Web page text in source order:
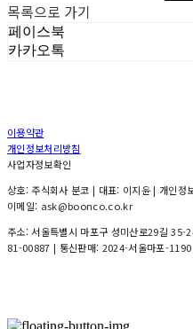
목록으로 가기
페이스북
카카오톡
이용약관
개인정보처리방침
사업자정보확인
상호: 주식회사 분코 | 대표: 이지윤 | 개인
이메일: ask@boonco.co.kr
주소: 서울특별시 마포구 성미산로29길
81-00887 | 통신판매: 2024-서울마포-1190